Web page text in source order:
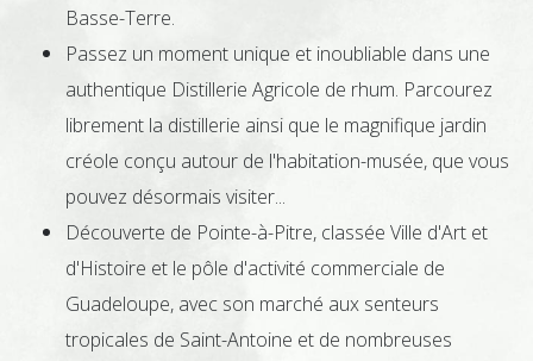
Basse-Terre.
Passez un moment unique et inoubliable dans une
authentique Distillerie Agricole de rhum. Parcourez
librement la distillerie ainsi que le magnifique jardin
créole conçu autour de l'habitation-musée, que vous
pouvez désormais visiter...
Découverte de Pointe-à-Pitre, classée Ville d'Art et
d'Histoire et le pôle d'activité commerciale de
Guadeloupe, avec son marché aux senteurs
tropicales de Saint-Antoine et de nombreuses